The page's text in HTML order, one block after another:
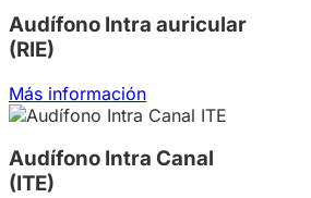
Audífono Intra auricular
(RIE)
Más información
Audífono Intra Canal
(ITE)